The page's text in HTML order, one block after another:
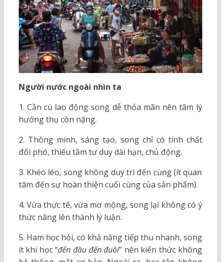
Người nước ngoài nhìn ta
1. Cần cù lao động song dễ thỏa mãn nên tâm lý
hưởng thụ còn nặng.
2. Thông minh, sáng tạo, song chỉ có tính chất
đối phó, thiếu tầm tư duy dài hạn, chủ động.
3. Khéo léo, song không duy trì đến cùng (ít quan
tâm đến sự hoàn thiện cuối cùng của sản phẩm).
4. Vừa thực tế, vừa mơ mộng, song lại không có ý
thức nâng lên thành lý luận.
5. Ham học hỏi, có khả năng tiếp thu nhanh, song
ít khi học “đến đầu đến đuôi” nên kiến thức không